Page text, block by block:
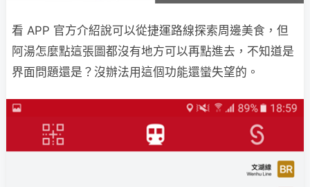
看 APP 官方介紹說可以從捷運路線探索周邊美食，但
阿湯怎麼點這張圖都沒有地方可以再點進去，不知道是
界面問題還是？沒辦法用這個功能還蠻失望的。